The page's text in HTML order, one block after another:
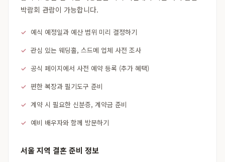
박람회 관람이 가능합니다.
예식 예정일과 예산 범위 미리 결정하기
관심 있는 웨딩홀, 스드메 업체 사전 조사
공식 페이지에서 사전 예약 등록 (추가 혜택)
편한 복장과 필기도구 준비
계약 시 필요한 신분증, 계약금 준비
예비 배우자와 함께 방문하기
서울 지역 결혼 준비 정보